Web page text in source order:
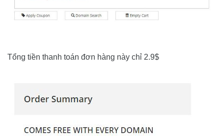
Tổng tiền thanh toán đơn hàng này chỉ 2.9$